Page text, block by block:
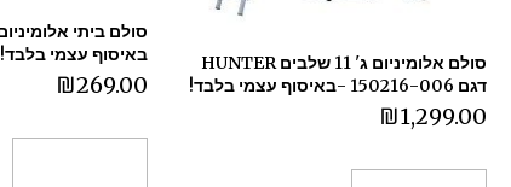
סולם אלומיניום ג' 11 שלבים HUNTER
דגם 150216-006 -באיסוף עצמי בלבד!
₪1,299.00
באיסוף עצמי בלבד!
₪269.00